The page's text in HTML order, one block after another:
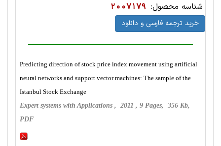
شناسه محصول: 2007179
خرید ترجمه فارسی و دانلود
Predicting direction of stock price index movement using artificial
neural networks and support vector machines: The sample of the
Istanbul Stock Exchange
Expert systems with Applications , 2011 , 9 Pages, 356 Kb,
PDF